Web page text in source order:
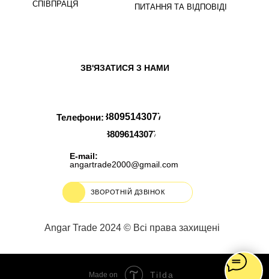
Angar Trade 2024 © Всі права захищені
СПІВПРАЦЯ
ПИТАННЯ ТА ВІДПОВІДІ
ЗВ'ЯЗАТИСЯ З НАМИ
Телефони:
E-mail:
angartrade2000@gmail.com
ЗВОРОТНІЙ ДЗВІНОК
+380951430777
+380961430777
Made on Tilda